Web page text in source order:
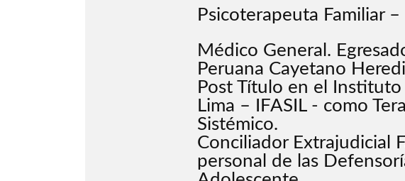
Psicoterapeuta Familiar
Médico General.
Peruana Cayetano
Post Título en el Instituto
Lima – IFASIL - como
Sistémico.
Conciliador Extrajudicial
personal de las